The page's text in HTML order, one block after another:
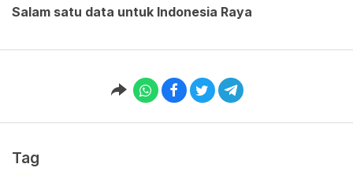
Salam satu data untuk Indonesia Raya
Tag